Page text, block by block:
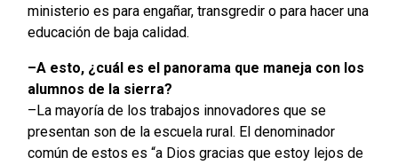
ministerio es para engañar, transgredir o para hacer una
educación de baja calidad.
–A esto, ¿cuál es el panorama que maneja con los
alumnos de la sierra?
–La mayoría de los trabajos innovadores que se
presentan son de la escuela rural. El denominador
común de estos es “a Dios gracias que estoy lejos de